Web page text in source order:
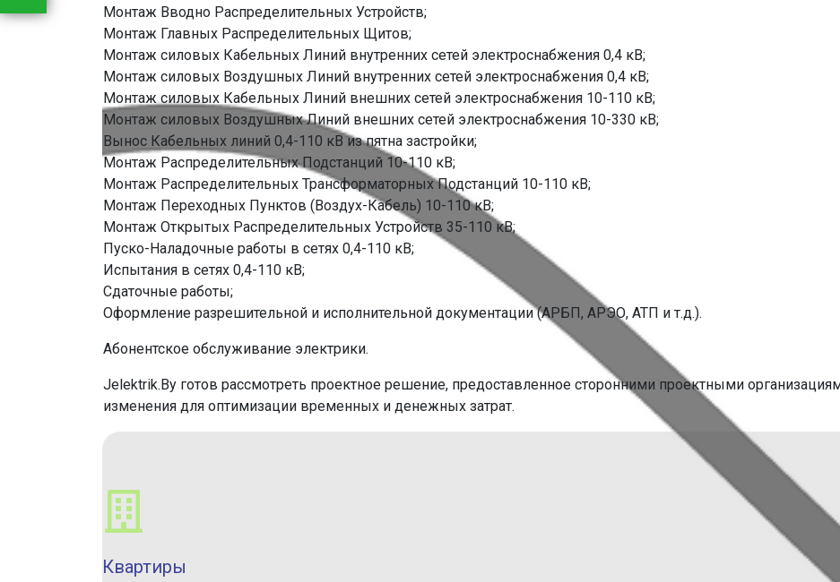
Монтаж Вводно Распределительных Устройств;
Монтаж Главных Распределительных Щитов;
Монтаж силовых Кабельных Линий внутренних сетей электроснабжения 0,4 кВ;
Монтаж силовых Воздушных Линий внутренних сетей электроснабжения 0,4 кВ;
Монтаж силовых Кабельных Линий внешних сетей электроснабжения 10-110 кВ;
Монтаж силовых Воздушных Линий внешних сетей электроснабжения 10-330 кВ;
Вынос Кабельных линий 0,4-110 кВ из пятна застройки;
Монтаж Распределительных Подстанций 10-110 кВ;
Монтаж Распределительных Трансформаторных Подстанций 10-110 кВ;
Монтаж Переходных Пунктов (Воздух-Кабель) 10-110 кВ;
Монтаж Открытых Распределительных Устройств 35-110 кВ;
Пуско-Наладочные работы в сетях 0,4-110 кВ;
Испытания в сетях 0,4-110 кВ;
Сдаточные работы;
Оформление разрешительной и исполнительной документации (АРБП, АРЭО, АТП и т.д.).
Абонентское обслуживание электрики.
Jelektrik.By готов рассмотреть проектное решение, предоставленное сторонними проектными
изменения для оптимизации временных и денежных затрат.
Квартиры